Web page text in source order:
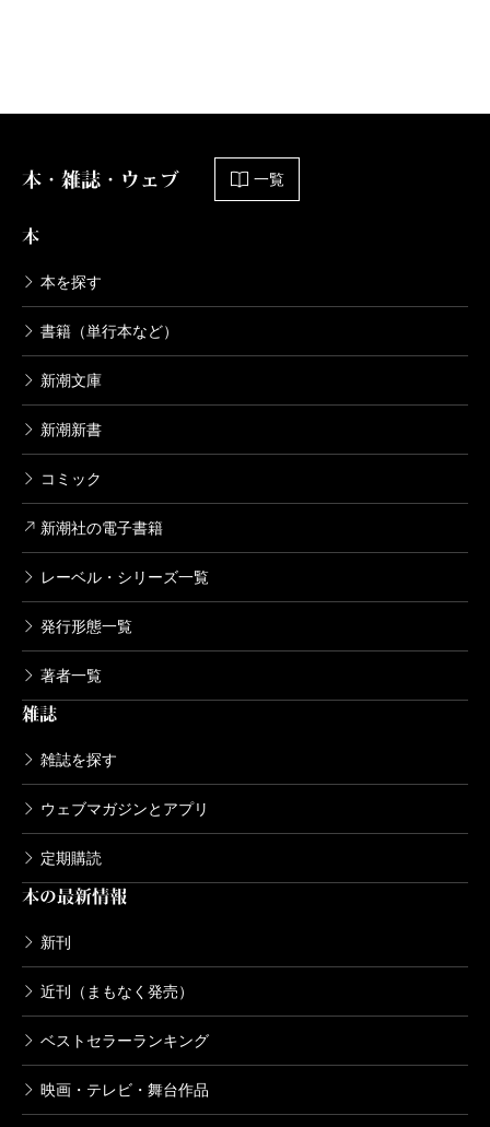
本・雑誌・ウェブ 一覧
本
本を探す
書籍（単行本など）
新潮文庫
新潮新書
コミック
新潮社の電子書籍
レーベル・シリーズ一覧
発行形態一覧
著者一覧
雑誌
雑誌を探す
ウェブマガジンとアプリ
定期購読
本の最新情報
新刊
近刊（まもなく発売）
ベストセラーランキング
映画・テレビ・舞台作品